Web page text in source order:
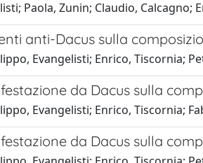
Paola, Zunin; Claudio, Calcagno;
anti-Dacus sulla
Evangelisti; Enrico, Tiscornia;
da Dacus sulla
Evangelisti; Enrico, Tiscornia;
da Dacus sulla